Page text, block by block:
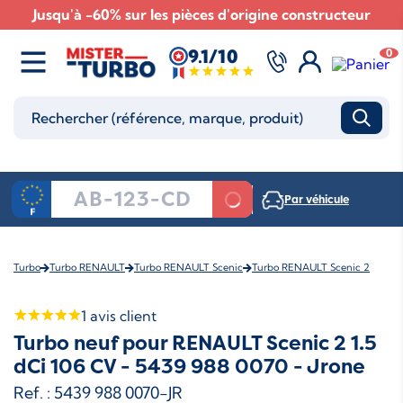
Jusqu'à -60% sur les pièces d'origine constructeur
9.1/10 0
Par véhicule
Turbo Turbo RENAULT Turbo RENAULT Scenic Turbo RENAULT Scenic 2
1 avis client
Turbo neuf pour RENAULT Scenic 2 1.5
dCi 106 CV - 5439 988 0070 - Jrone
Ref. : 5439 988 0070-JR